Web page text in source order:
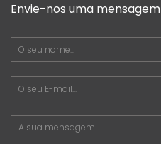
Envie-nos uma mensagem